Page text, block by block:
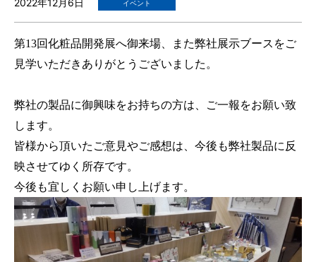
2022年12月6日 イベント
第13回化粧品開発展へ御来場、また弊社展示ブースをご
見学いただきありがとうございました。
弊社の製品に御興味をお持ちの方は、ご一報をお願い致
します。
皆様から頂いたご意見やご感想は、今後も弊社製品に反
映させてゆく所存です。
今後も宜しくお願い申し上げます。